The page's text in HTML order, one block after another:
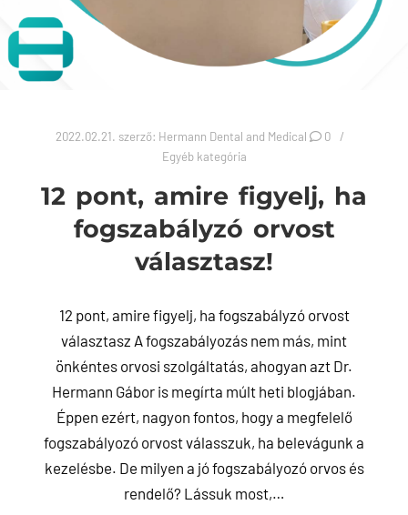
2022.02.21. szerző: Hermann Dental and Medical
0
Egyéb kategória
12 pont, amire figyelj, ha
fogszabályzó orvost
választasz!
12 pont, amire figyelj, ha fogszabályzó orvost
választasz A fogszabályozás nem más, mint
önkéntes orvosi szolgáltatás, ahogyan azt Dr.
Hermann Gábor is megírta múlt heti blogjában.
Éppen ezért, nagyon fontos, hogy a megfelelő
fogszabályozó orvost válasszuk, ha belevágunk a
kezelésbe. De milyen a jó fogszabályozó orvos és
rendelő? Lássuk most,…